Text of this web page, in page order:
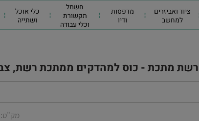
ציוד ואביזרים
למחשב
מדפסות
ודיו
חשמל
תקשורת
וכלי עבודה
כלי אוכל
ושתייה
מתכת - כוס למהדקים ממתכת רשת,
מק"ט: 101045-12